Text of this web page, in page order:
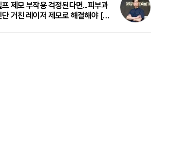
프 제모 부작용 걱정된다면...피부과
단 거친 레이저 제모로 해결해야 [변